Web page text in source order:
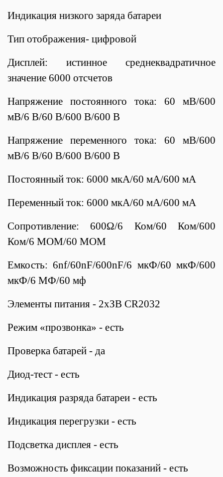
Индикация низкого заряда батареи
Тип отображения- цифровой
Дисплей: истинное среднеквадратичное
значение 6000 отсчетов
Напряжение постоянного тока: 60 мВ/600
мВ/6 В/60 В/600 В/600 В
Напряжение переменного тока: 60 мВ/600
мВ/6 В/60 В/600 В/600 В
Постоянный ток: 6000 мкА/60 мА/600 мА
Переменный ток: 6000 мкА/60 мА/600 мА
Сопротивление: 600Ω/6 Ком/60 Ком/600
Ком/6 МОМ/60 МОМ
Емкость: 6nf/60nF/600nF/6 мкФ/60 мкФ/600
мкФ/6 МФ/60 мф
Элементы питания - 2хЗВ CR2032
Режим «прозвонка» - есть
Проверка батарей - да
Диод-тест - есть
Индикация разряда батареи - есть
Индикация перегрузки - есть
Подсветка дисплея - есть
Возможность фиксации показаний - есть